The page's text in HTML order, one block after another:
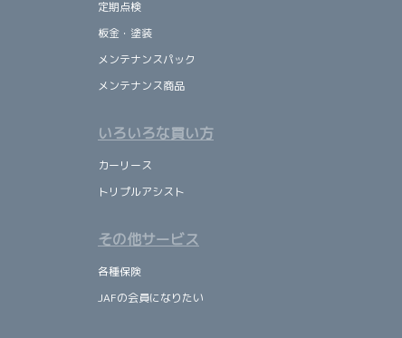
定期点検
板金・塗装
メンテナンスパック
メンテナンス商品
いろいろな買い方
カーリース
トリプルアシスト
その他サービス
各種保険
JAFの会員になりたい